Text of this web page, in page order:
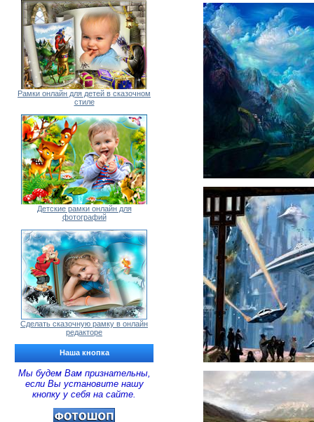
Рамки онлайн для детей в сказочном
стиле
Детские рамки онлайн для
фотографий
Сделать сказочную рамку в онлайн
редакторе
Наша кнопка
Мы будем Вам признательны,
если Вы установите нашу
кнопку у себя на сайте.